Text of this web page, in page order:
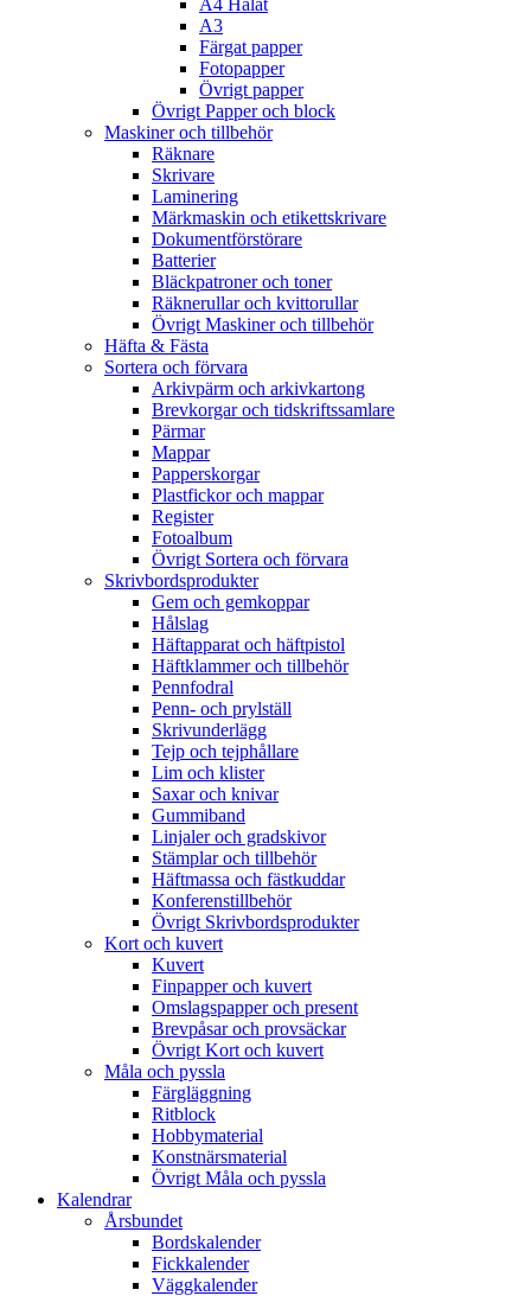
A4 Hålat
A3
Färgat papper
Fotopapper
Övrigt papper
Övrigt Papper och block
Maskiner och tillbehör
Räknare
Skrivare
Laminering
Märkmaskin och etikettskrivare
Dokumentförstörare
Batterier
Bläckpatroner och toner
Räknerullar och kvittorullar
Övrigt Maskiner och tillbehör
Häfta & Fästa
Sortera och förvara
Arkivpärm och arkivkartong
Brevkorgar och tidskriftssamlare
Pärmar
Mappar
Papperskorgar
Plastfickor och mappar
Register
Fotoalbum
Övrigt Sortera och förvara
Skrivbordsprodukter
Gem och gemkoppar
Hålslag
Häftapparat och häftpistol
Häftklammer och tillbehör
Pennfodral
Penn- och prylställ
Skrivunderlägg
Tejp och tejphållare
Lim och klister
Saxar och knivar
Gummiband
Linjaler och gradskivor
Stämplar och tillbehör
Häftmassa och fästkuddar
Konferenstillbehör
Övrigt Skrivbordsprodukter
Kort och kuvert
Kuvert
Finpapper och kuvert
Omslagspapper och present
Brevpåsar och provsäckar
Övrigt Kort och kuvert
Måla och pyssla
Färgläggning
Ritblock
Hobbymaterial
Konstnärsmaterial
Övrigt Måla och pyssla
Kalendrar
Årsbundet
Bordskalender
Fickkalender
Väggkalender